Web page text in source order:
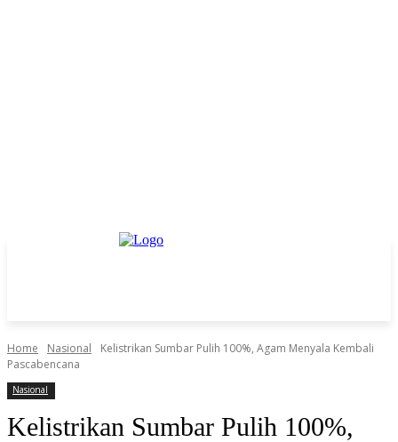
Home Nasional
Kelistrikan Sumbar Pulih 100%, Agam Menyala Kembali
Pascabencana
Nasional
Kelistrikan Sumbar Pulih 100%,